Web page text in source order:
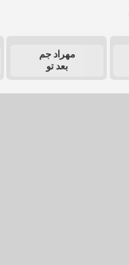
مهراد جم
بعد تو